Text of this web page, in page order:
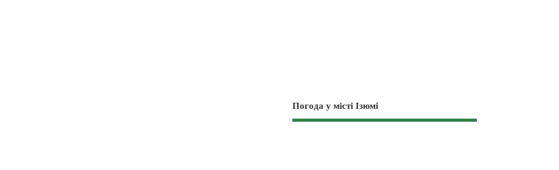
Погода у місті Ізюмі